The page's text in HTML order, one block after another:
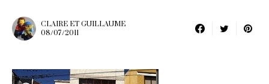
CLAIRE ET GUILLAUME
08/07/2011